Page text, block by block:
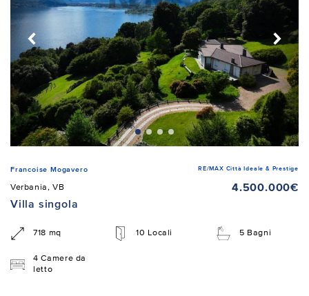
Francoise Mogavero RE/MAX Città Ideale & Prestige
Verbania, VB
4.500.000€
Villa singola
718 mq 10 Locali 5 Bagni
4 Camere da
letto